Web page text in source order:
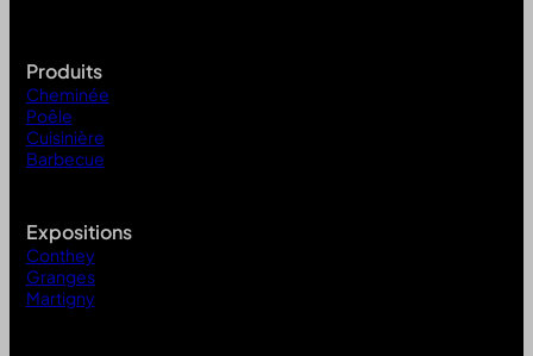
Produits
Cheminée
Poêle
Cuisinière
Barbecue
Expositions
Conthey
Granges
Martigny